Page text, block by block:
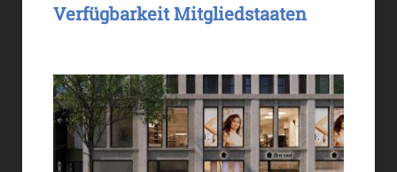
Verfügbarkeit Mitgliedstaaten